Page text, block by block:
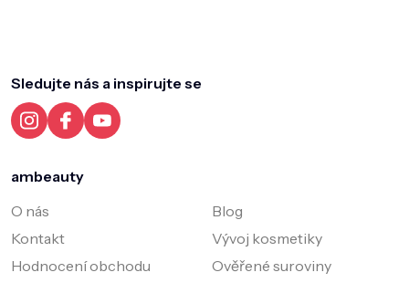
Sledujte nás a inspirujte se
ambeauty
O nás
Kontakt
Hodnocení obchodu
Blog
Vývoj kosmetiky
Ověřené suroviny